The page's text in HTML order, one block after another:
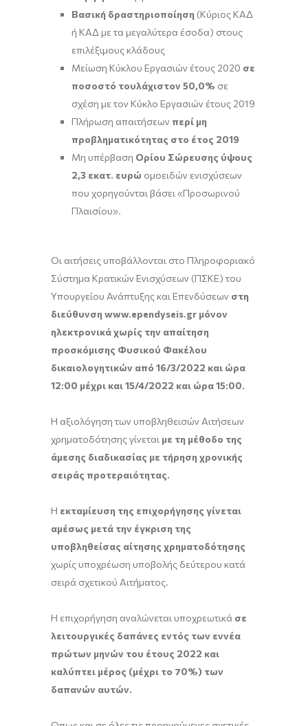
Βασική δραστηριοποίηση (Κύριος ΚΑΔ
ή ΚΑΔ με τα μεγαλύτερα έσοδα) στους
επιλέξιμους κλάδους
Μείωση Κύκλου Εργασιών έτους 2020 σε
ποσοστό τουλάχιστον 50,0% σε
σχέση με τον Κύκλο Εργασιών έτους 2019
Πλήρωση απαιτήσεων περί μη
προβληματικότητας στο έτος 2019
Μη υπέρβαση Ορίου Σώρευσης ύψους
2,3 εκατ. ευρώ ομοειδών ενισχύσεων
που χορηγούνται βάσει «Προσωρινού
Πλαισίου».
Οι αιτήσεις υποβάλλονται στο Πληροφοριακό
Σύστημα Κρατικών Ενισχύσεων (ΠΣΚΕ) του
Υπουργείου Ανάπτυξης και Επενδύσεων στη
διεύθυνση www.ependyseis.gr μόνον
ηλεκτρονικάχωρίς την απαίτηση
προσκόμισης Φυσικού Φακέλου
δικαιολογητικών από 16/3/2022 και ώρα
12:00 μέχρι και 15/4/2022 και ώρα 15:00.
Η αξιολόγηση των υποβληθεισών Αιτήσεων
χρηματοδότησης γίνεται με τη μέθοδο της
άμεσης διαδικασίας με τήρηση χρονικής
σειράς προτεραιότητας.
Η εκταμίευση της επιχορήγησης γίνεται
αμέσως μετά την έγκριση της
υποβληθείσας αίτησης χρηματοδότησης
χωρίς υποχρέωση υποβολής δεύτερου κατά
σειρά σχετικού Αιτήματος.
Η επιχορήγηση αναλώνεται υποχρεωτικά σε
λειτουργικές δαπάνες εντός των εννέα
πρώτων μηνών του έτους 2022 και
καλύπτει μέρος (μέχρι το 70%) των
δαπανών αυτών.